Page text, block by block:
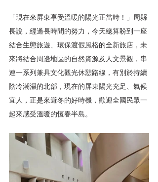
「現在來屏東享受溫暖的陽光正當時！」周縣
長說，經過長時間的努力，今天總算盼到一座
結合生態旅遊、環保渡假風格的全新旅店，未
來將結合周邊地區的自然資源及人文景觀，串
連一系列兼具文化觀光休憩路線，有別於持續
陰冷潮濕的北部，現在的屏東陽光充足、氣候
宜人，正是來避冬的好時機，歡迎全國民眾一
起來感受溫暖的恆春半島。